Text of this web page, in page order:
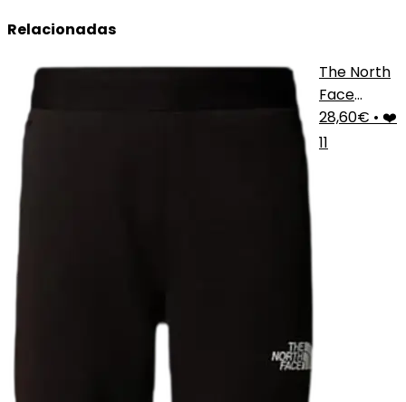
Relacionadas
The North
Face
Joggers
28,60€ • ❤️
11